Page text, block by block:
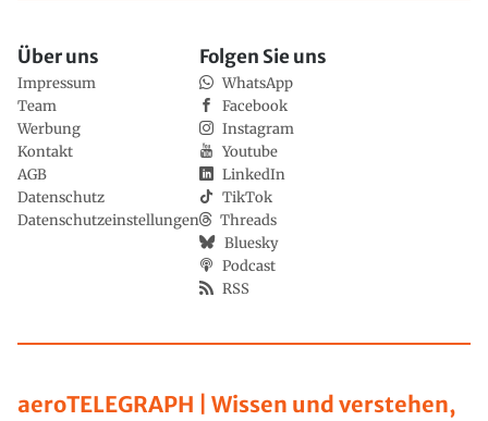
aeroTELEGRAPH | Wissen und verstehen,
Über uns
Impressum
Team
Werbung
Kontakt
AGB
Datenschutz
Datenschutzeinstellungen
Folgen Sie uns
WhatsApp
Facebook
Instagram
Youtube
LinkedIn
TikTok
Threads
Bluesky
Podcast
RSS